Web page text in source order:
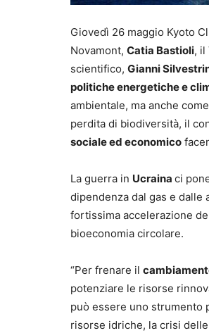
Giovedì 26 maggio Kyoto
Novamont, Catia Bastioli, il
scientifico, Gianni
politiche energetiche e
ambientale, ma anche
perdita di biodiversità, il
sociale ed economico
La guerra in Ucraina ci
dipendenza dal gas e
fortissima accelerazione
bioeconomia circolare.
“Per frenare il
potenziare le risorse
può essere uno strumento
risorse idriche, la crisi